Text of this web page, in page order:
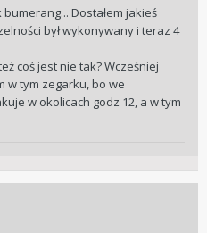
Dostałem jakieś
był wykonywany i teraz 4
coś jest nie tak? Wcześniej
w tym zegarku, bo we
w okolicach godz 12, a w tym